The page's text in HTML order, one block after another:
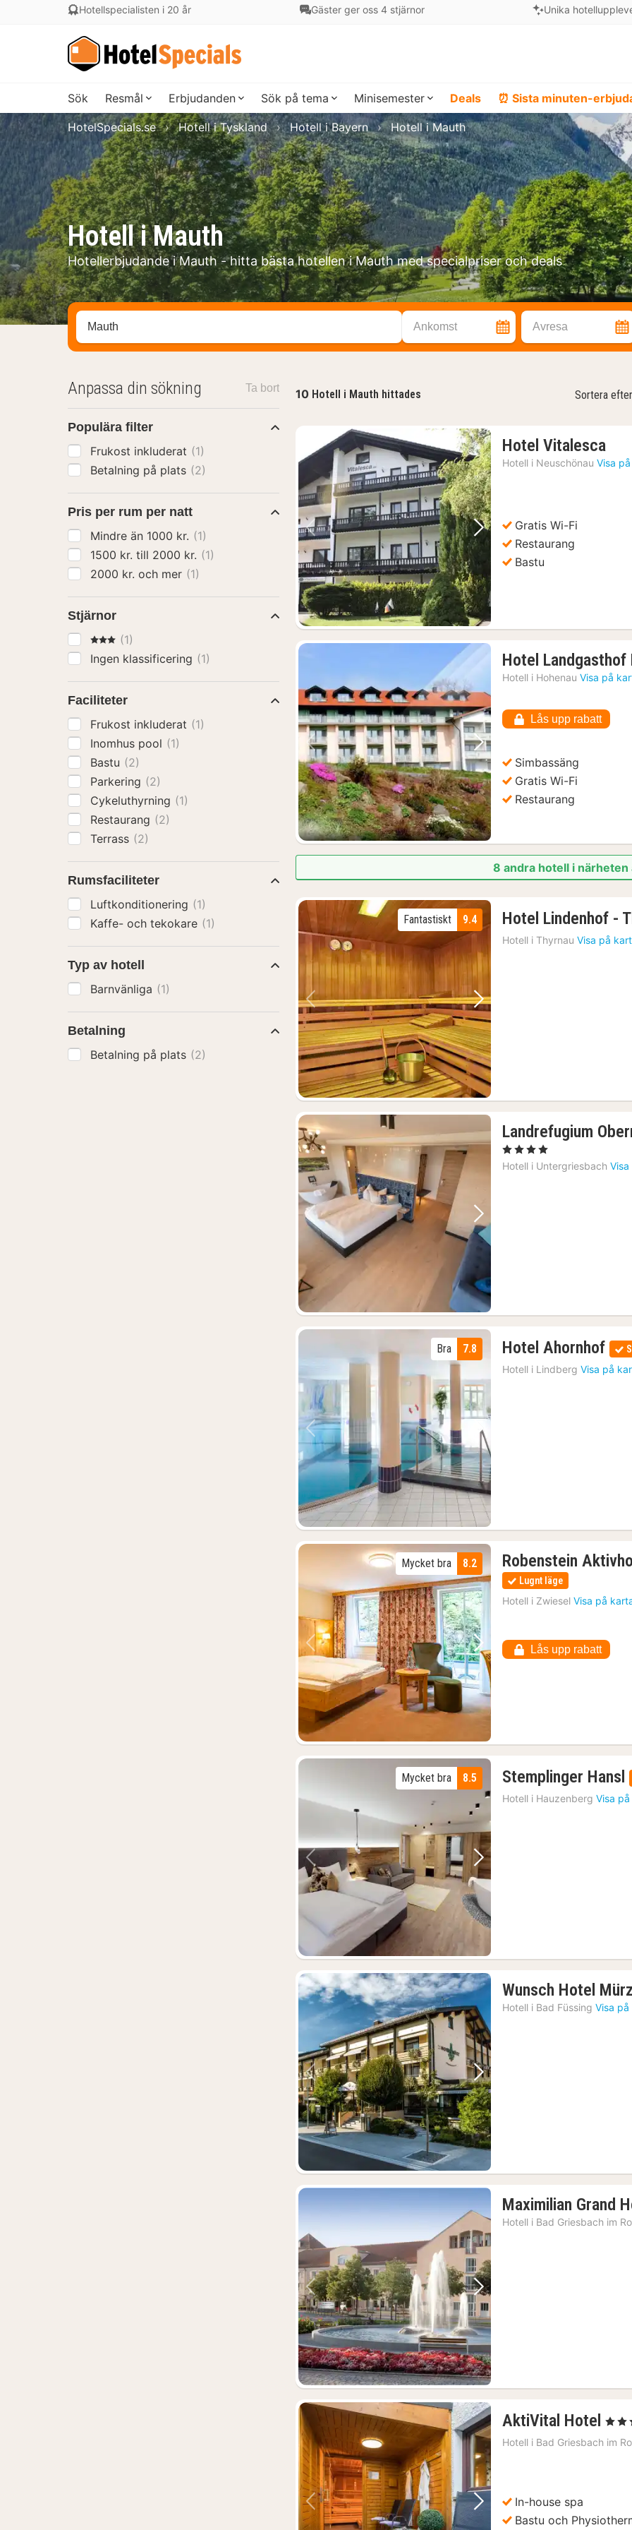
Hotellspecialisten i 20 år Gäster ger oss 4 stjärnor Unika
Sök Resmål Erbjudanden Sök på tema Minisemester Deals ⏰ Sista minuten-
Hotell i Mauth
Hotellerbjudande i Mauth - hitta bästa hotellen i Mauth med specialpriser och deals
HotelSpecials.se Hotell i Tyskland Hotell i Bayern Hotell i Mauth
Sök efter hotell, område eller stad Ankomst Avresa
10 Hotell i Mauth hittades Sortera efter
Föregående bild Nästa bild
Hotel Vitalesca
natt
Hotell i Neuschönau Visa
Gratis Wi-Fi
Restaurang
Bastu
Föregående bild Nästa bild
Hotel Landgasthof
Hotell i Hohenau Visa på
Lås upp rabatt
Simbassäng
Gratis Wi-Fi
Restaurang
8 andra hotell i närheten
Föregående bild Nästa bild
9.4
Fantastiskt Hotel Lindenhof -
Hotell i Thyrnau Visa på
Föregående bild Nästa bild
Landrefugium
, 4 Stjärnor
Hotell i Untergriesbach
Föregående bild Nästa bild
7.8
Bra Hotel Ahornhof 1
Hotell i Lindberg Visa på
Föregående bild Nästa bild
8.2
Mycket bra Robenstein
Lugnt läge
Hotell i Zwiesel Visa på
Lås upp rabatt
Föregående bild Nästa bild
8.5
Mycket bra Stemplinger Hansl
Hotell i Hauzenberg Visa
Föregående bild Nästa bild
Wunsch Hotel
Hotell i Bad Füssing Visa
Föregående bild Nästa bild
Maximilian Grand
Hotell i Bad Griesbach im
Föregående bild Nästa bild
AktiVital Hotel 1
natt
från
, 3
Hotell i Bad Griesbach im
In-house spa
Bastu och
Anpassa din sökning Ta bort
Populära filter
Frukost inkluderat (1)
Betalning på plats (2)
Pris per rum per natt
Mindre än 1000 kr. (1)
1500 kr. till 2000 kr. (1)
2000 kr. och mer (1)
Stjärnor
3 Stjärnor
(1)
Ingen klassificering (1)
Faciliteter
Frukost inkluderat (1)
Inomhus pool (1)
Bastu (2)
Parkering (2)
Cykeluthyrning (1)
Restaurang (2)
Terrass (2)
Rumsfaciliteter
Luftkonditionering (1)
Kaffe- och tekokare (1)
Typ av hotell
Barnvänliga (1)
Betalning
Betalning på plats (2)